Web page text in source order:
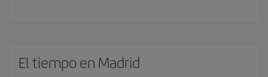
El tiempo en Madrid